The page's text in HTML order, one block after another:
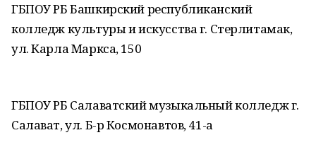
ГБПОУ РБ Башкирский республиканский
колледж культуры и искусства г. Стерлитамак,
ул. Карла Маркса, 150
ГБПОУ РБ Салаватский музыкальный колледж г.
Салават, ул. Б-р Космонавтов, 41-а